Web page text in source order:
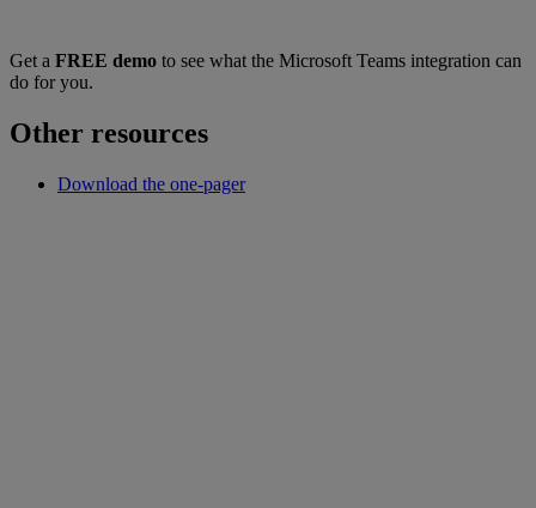
Get a FREE demo to see what the Microsoft Teams integration can
do for you.
Other resources
Download the one-pager